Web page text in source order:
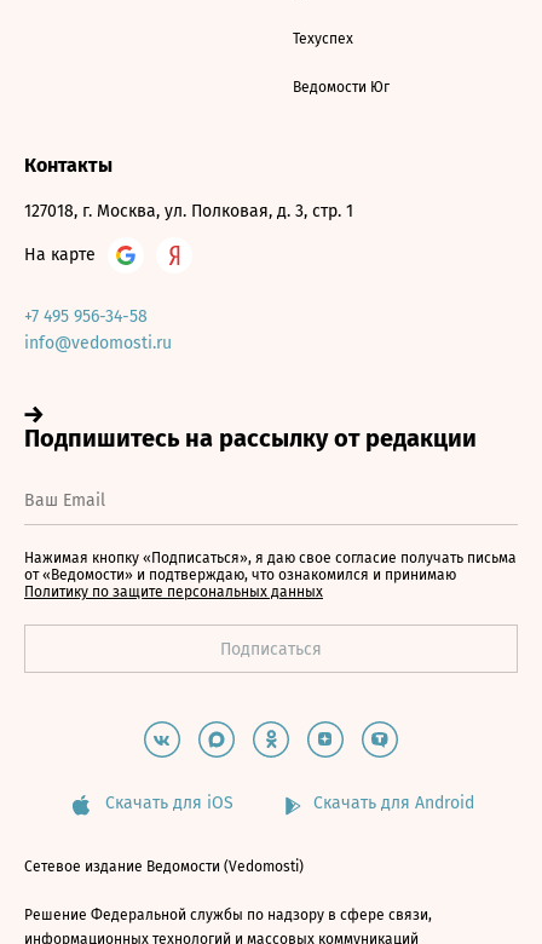
Техуспех
Ведомости Юг
Контакты
127018, г. Москва, ул. Полковая, д. 3, стр. 1
На карте
+7 495 956-34-58
info@vedomosti.ru
Нажимая кнопку «Подписаться», я даю свое согласие получать письма
от «Ведомости» и подтверждаю, что ознакомился и принимаю
Политику по защите персональных данных
Скачать для iOS Скачать для Android
Сетевое издание Ведомости (Vedomosti)
Решение Федеральной службы по надзору в сфере связи,
информационных технологий и массовых коммуникаций